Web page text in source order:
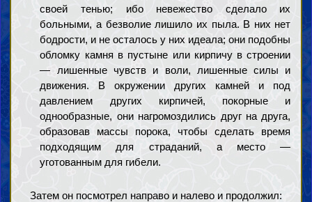
своей тенью; ибо невежество сделало их
больными, а безволие лишило их пыла. В них нет
бодрости, и не осталось у них идеала; они подобны
обломку камня в пустыне или кирпичу в строении
— лишенные чувств и воли, лишенные силы и
движения. В окружении других камней и под
давлением других кирпичей, покорные и
однообразные, они нагромоздились друг на друга,
образовав массы порока, чтобы сделать время
подходящим для страданий, а место —
уготованным для гибели.
Затем он посмотрел направо и налево и продолжил: